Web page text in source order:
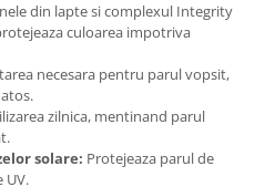
din lapte si complexul Integrity
culoarea impotriva
necesara pentru parul vopsit,
zilnica, mentinand parul
solare: Protejeaza parul de
UV.